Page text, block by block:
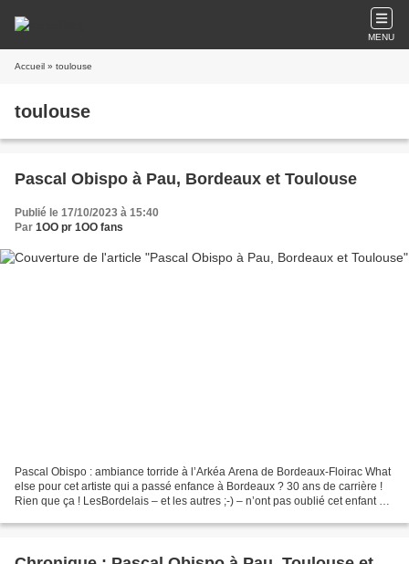
MENU
Accueil » toulouse
toulouse
Pascal Obispo à Pau, Bordeaux et Toulouse
Publié le 17/10/2023 à 15:40
Par 1OO pr 1OO fans
Pascal Obispo : ambiance torride à l’Arkéa Arena de Bordeaux-Floirac What
else pour cet artiste qui a passé enfance à Bordeaux ? 30 ans de carrière !
Rien que ça ! LesBordelais – et les autres ;-) – n’ont pas oublié cet enfant du